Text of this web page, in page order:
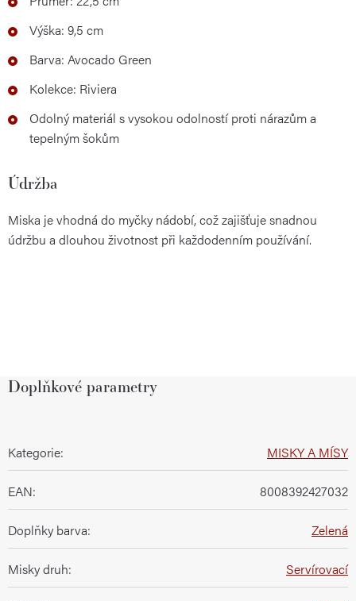
Výška: 9,5 cm
Barva: Avocado Green
Kolekce: Riviera
Odolný materiál s vysokou odolností proti nárazům a
tepelným šokům
Údržba
Miska je vhodná do myčky nádobí, což zajišťuje snadnou
údržbu a dlouhou životnost při každodenním používání.
Doplňkové parametry
Kategorie: MISKY A MÍSY
EAN: 8008392427032
Doplňky barva: Zelená
Misky druh: Servírovací